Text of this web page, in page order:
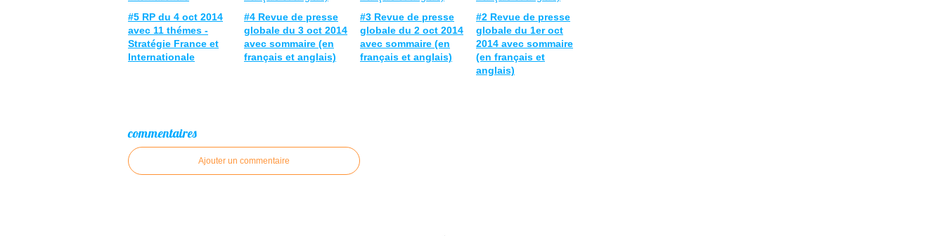
#5 RP du 4 oct 2014
avec 11 thémes -
Stratégie France et
Internationale
#4 Revue de presse
globale du 3 oct 2014
avec sommaire (en
français et anglais)
#3 Revue de presse
globale du 2 oct 2014
avec sommaire (en
français et anglais)
#2 Revue de presse
globale du 1er oct
2014 avec sommaire
(en français et
anglais)
commentaires
Ajouter un commentaire